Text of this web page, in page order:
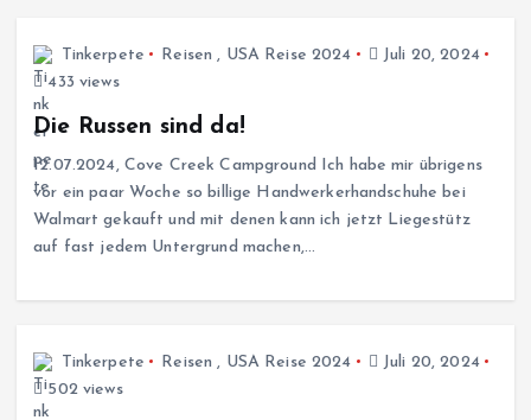
Tinkerpete Reisen , USA Reise 2024
Juli 20, 2024
433 views
Die Russen sind da!
12.07.2024, Cove Creek Campground Ich habe mir übrigens
vor ein paar Woche so billige Handwerkerhandschuhe bei
Walmart gekauft und mit denen kann ich jetzt Liegestütz
auf fast jedem Untergrund machen,…
Tinkerpete Reisen , USA Reise 2024
Juli 20, 2024
502 views